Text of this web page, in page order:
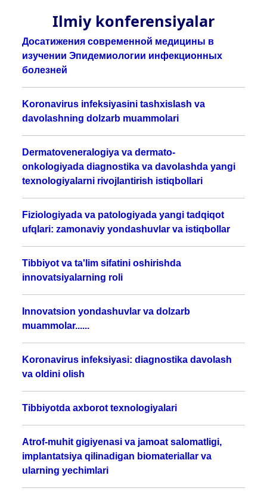
Ilmiy konferensiyalar
Досaтижения современной медицины в
изучении Эпидемиологии инфекционных
болезней
Koronavirus infeksiyasini tashxislash va
davolashning dolzarb muammolari
Dermatoveneralogiya va dermato-
onkologiyada diagnostika va davolashda yangi
texnologiyalarni rivojlantirish istiqbollari
Fiziologiyada va patologiyada yangi tadqiqot
ufqlari: zamonaviy yondashuvlar va istiqbollar
Tibbiyot va ta'lim sifatini oshirishda
innovatsiyalarning roli
Innovatsion yondashuvlar va dolzarb
muammolar......
Koronavirus infeksiyasi: diagnostika davolash
va oldini olish
Tibbiyotda axborot texnologiyalari
Atrof-muhit gigiyenasi va jamoat salomatligi,
implantatsiya qilinadigan biomateriallar va
ularning yechimlari